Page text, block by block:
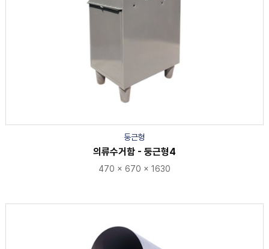
둥근형
의류수거함 - 둥근형4
470 × 670 × 1630